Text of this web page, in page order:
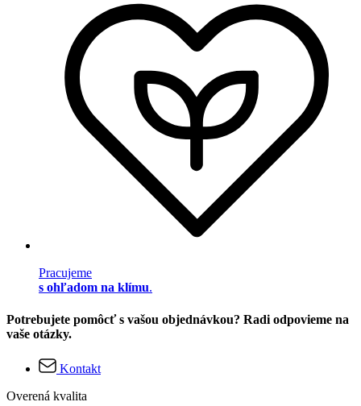
Pracujeme
s ohľadom na klímu.
Potrebujete pomôcť s vašou objednávkou? Radi odpovieme na
vaše otázky.
Kontakt
Overená kvalita